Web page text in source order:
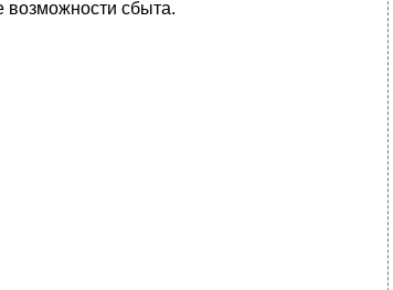
возможности сбыта.